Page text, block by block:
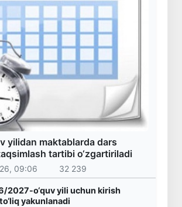
yilidan maktablarda dars
tartibi o‘zgartiriladi
09:06 32 239
2027-o‘quv yili uchun kirish
yakunlanadi